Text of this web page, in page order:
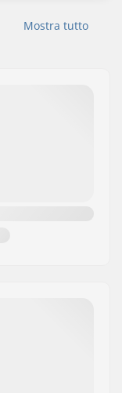
Mostra tutto